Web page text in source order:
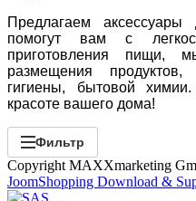
Предлагаем
помогут вам с
приготовления пищи,
размещения
гигиены, бытовой
красоте вашего дома!
Фильтр
Copyright MAXXmarketing
JoomShopping Download &